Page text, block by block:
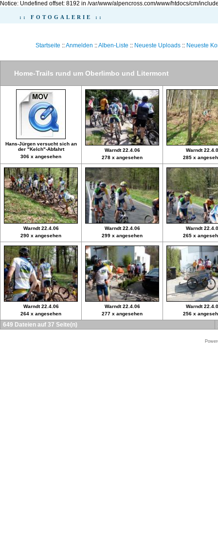
Notice: Undefined offset: 8192 in /var/www/alpencross.com/www/htdocs/cm/
:: FOTOGALERIE ::
Startseite ::Anmelden ::Alben-Liste :: Neueste Uploads:: Neueste
Home-Trails rund um Oberlimbo und Litermont
Hans-Jürgen versucht sich an
der "Kelch"-Abfahrt
306 x angesehen
Warndt 22.4.06
278 x angesehen
Warndt
285 x
Warndt 22.4.06
290 x angesehen
Warndt 22.4.06
299 x angesehen
Warndt
265 x
Warndt 22.4.06
264 x angesehen
Warndt 22.4.06
277 x angesehen
Warndt
256 x
649 Dateien auf 37 Seite(n)